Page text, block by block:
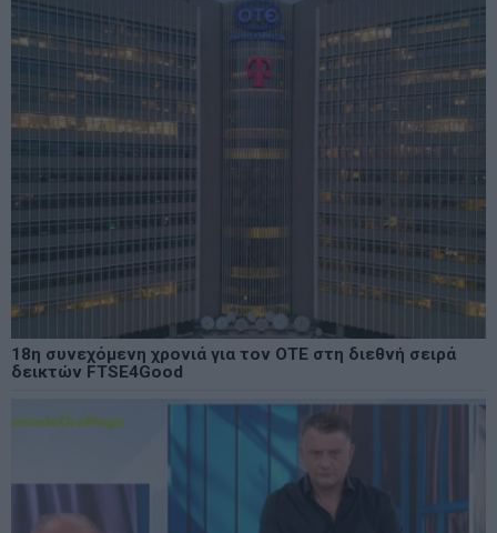
18η συνεχόμενη χρονιά για τον ΟΤΕ στη διεθνή σειρά
δεικτών FTSE4Good